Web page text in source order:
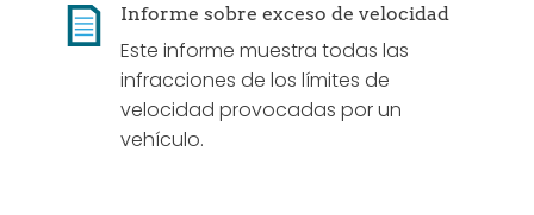
Informe sobre exceso de velocidad
Este informe muestra todas las
infracciones de los límites de
velocidad provocadas por un
vehículo.